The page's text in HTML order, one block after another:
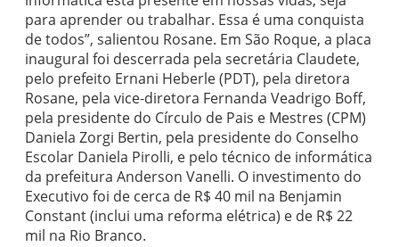
para aprender ou trabalhar. Essa é uma conquista
de todos”, salientou Rosane. Em São Roque, a placa
inaugural foi descerrada pela secretária Claudete,
pelo prefeito Ernani Heberle (PDT), pela diretora
Rosane, pela vice-diretora Fernanda Veadrigo Boff,
pela presidente do Círculo de Pais e Mestres (CPM)
Daniela Zorgi Bertin, pela presidente do Conselho
Escolar Daniela Pirolli, e pelo técnico de informática
da prefeitura Anderson Vanelli. O investimento do
Executivo foi de cerca de R$ 40 mil na Benjamin
Constant (inclui uma reforma elétrica) e de R$ 22
mil na Rio Branco.